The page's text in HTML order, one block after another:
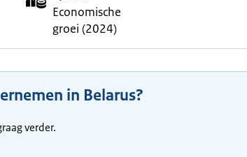
Economische
groei (2024)
in Belarus?
verder.